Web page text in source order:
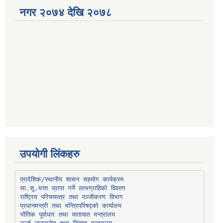
नगर २०७४ देखि २०७८
उपयोगी लिंकहरु
प्रादेशिक/स्थानीय शासन सहयोग कार्यक्रम
सा.सु.भत्ता प्राप्त गर्ने लाभग्राहिको विवरण
राष्ट्रिय परिचयपत्र तथा पञ्‍जीकरण विभाग
प्रधानमन्त्री तथा मन्त्रिपरिषद्को कार्यालय
भौतिक पूर्वाधार तथा यातायात मन्त्रालय